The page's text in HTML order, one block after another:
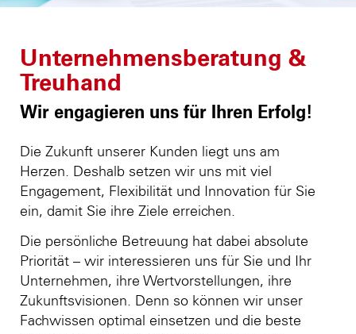
Unternehmensberatung &
Treuhand
Wir engagieren uns für Ihren Erfolg!
Die Zukunft unserer Kunden liegt uns am
Herzen. Deshalb setzen wir uns mit viel
Engagement, Flexibilität und Innovation für Sie
ein, damit Sie ihre Ziele erreichen.
Die persönliche Betreuung hat dabei absolute
Priorität – wir interessieren uns für Sie und Ihr
Unternehmen, ihre Wertvorstellungen, ihre
Zukunftsvisionen. Denn so können wir unser
Fachwissen optimal einsetzen und die beste